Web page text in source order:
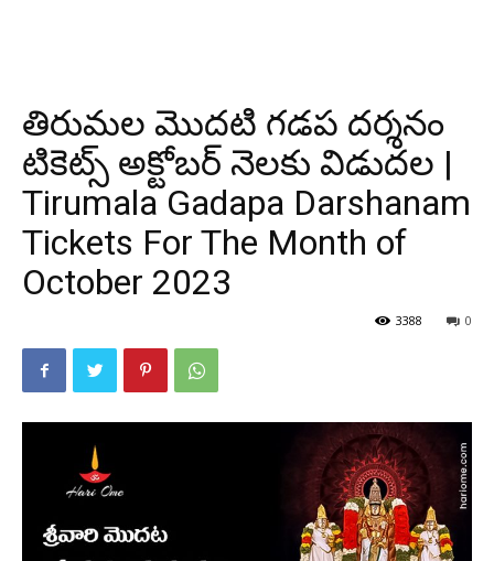
తిరుమల మొదటి గడప దర్శనం
టికెట్స్ అక్టోబర్ నెలకు విడుదల |
Tirumala Gadapa Darshanam
Tickets For The Month of
October 2023
0
3388